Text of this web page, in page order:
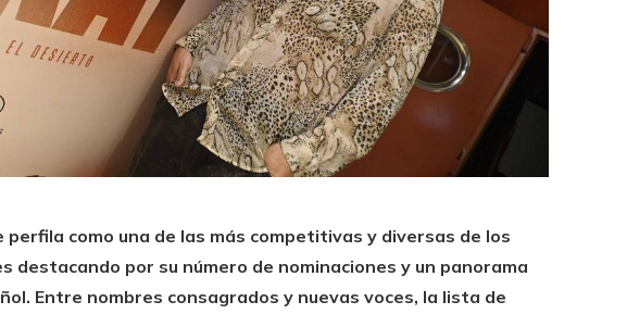
perfila como una de las más competitivas y diversas de los
destacando por su número de nominaciones y un panorama
Entre nombres consagrados y nuevas voces, la lista de